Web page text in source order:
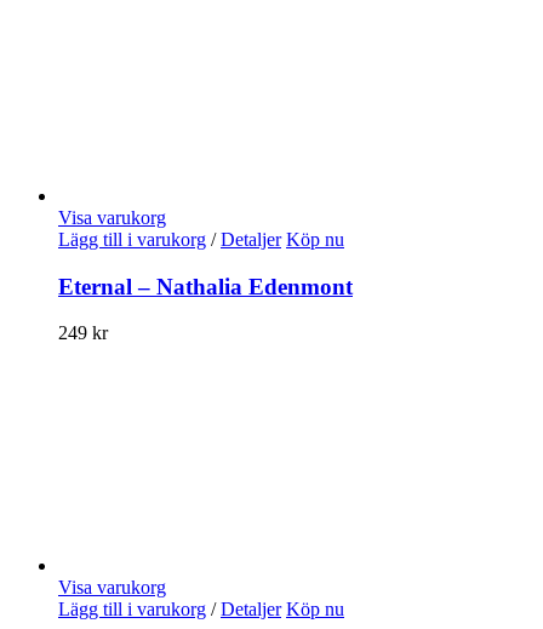
Visa varukorg
Lägg till i varukorg / Detaljer Köp nu
Eternal – Nathalia Edenmont
249 kr
Visa varukorg
Lägg till i varukorg / Detaljer Köp nu